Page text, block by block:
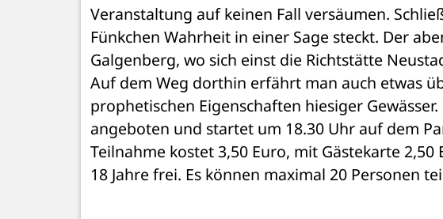
Veranstaltung auf keinen Fall versäumen.
Fünkchen Wahrheit in einer Sage steckt. Der
Galgenberg, wo sich einst die Richtstätte
Auf dem Weg dorthin erfährt man auch etwas
prophetischen Eigenschaften hiesiger
angeboten und startet um 18.30 Uhr auf dem
Teilnahme kostet 3,50 Euro, mit Gästekarte
18 Jahre frei. Es können maximal 20 Personen